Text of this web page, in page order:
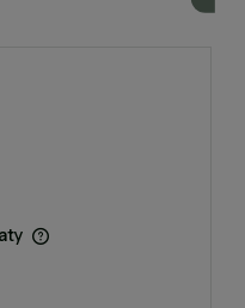
kosztów płatności